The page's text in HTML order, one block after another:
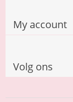
My account
Volg ons